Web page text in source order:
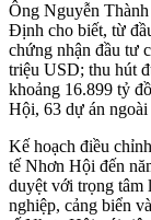
Ông Nguyễn
Định cho biết, từ
chứng nhận đầu tư
triệu USD; thu hút
khoảng 16.899 tỷ
Hội, 63 dự án
Kế hoạch điều
tế Nhơn Hội đến
duyệt với trọng tâm
nghiệp, cảng biển